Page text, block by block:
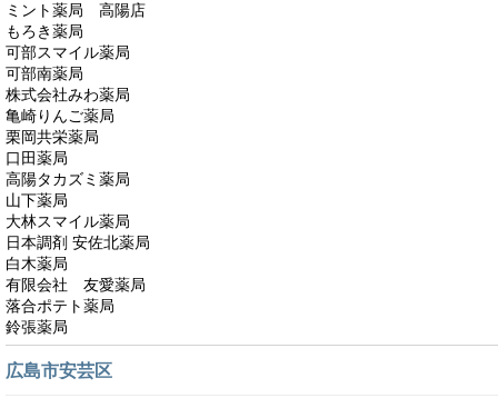
ミント薬局 高陽店
もろき薬局
可部スマイル薬局
可部南薬局
株式会社みわ薬局
亀崎りんご薬局
栗岡共栄薬局
口田薬局
高陽タカズミ薬局
山下薬局
大林スマイル薬局
日本調剤 安佐北薬局
白木薬局
有限会社 友愛薬局
落合ポテト薬局
鈴張薬局
広島市安芸区